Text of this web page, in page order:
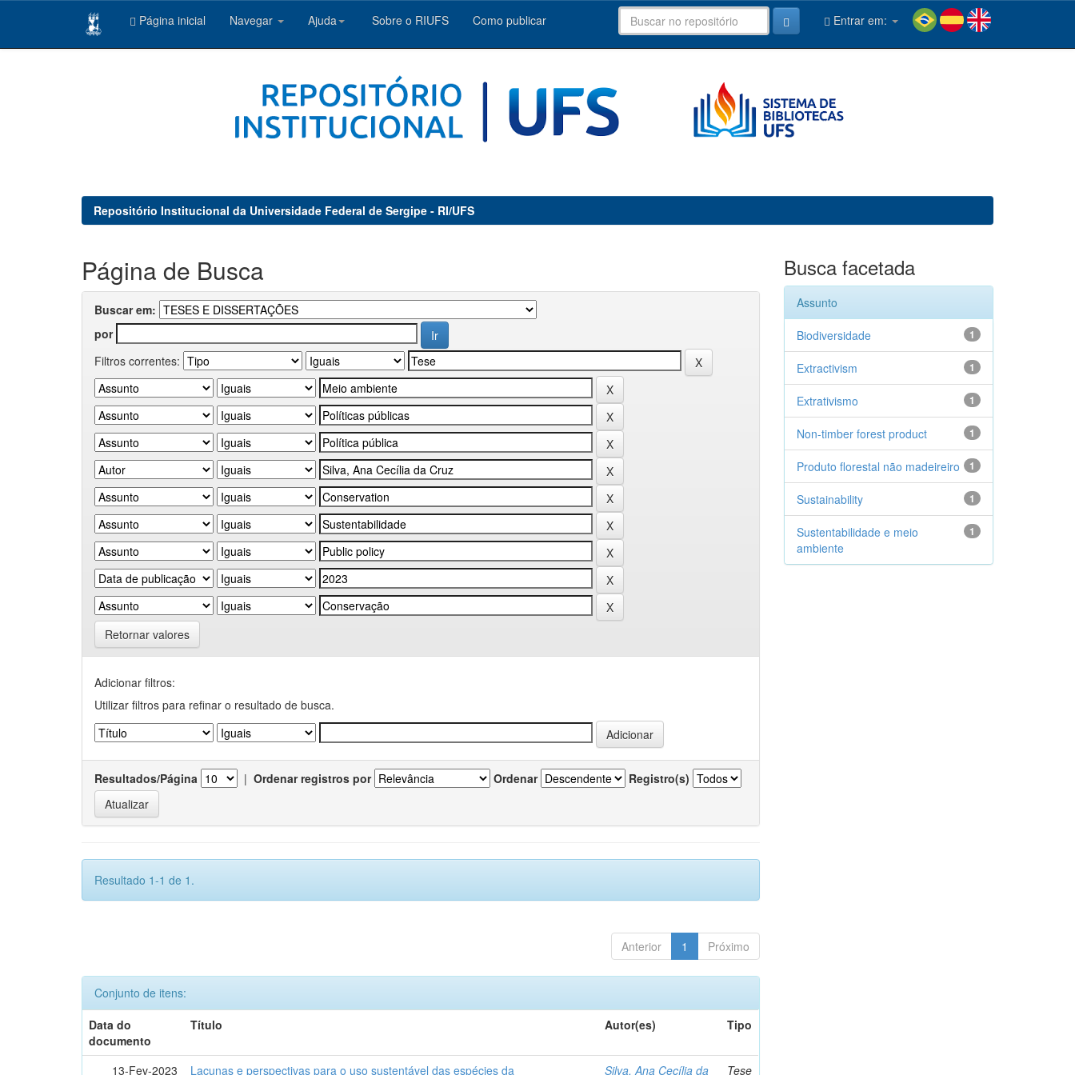
Página inicial Navegar Ajuda Sobre o RIUFS Como publicar Entrar em:
Repositório Institucional da Universidade Federal de Sergipe - RI/UFS
Página de Busca
Buscar em:
por
Filtros correntes:
Retornar valores
Adicionar filtros:
Utilizar filtros para refinar o resultado de busca.
Resultados/Página | Ordenar registros por Ordenar Registro(s)
Resultado 1-1 de 1.
Anterior 1 Próximo
Conjunto de itens:
Data do
documento
Título Autor(es) Tipo
13-Fev-2023 Lacunas e perspectivas para o uso sustentável das espécies da Silva, Ana Cecília da Tese
Busca facetada
Assunto
1
Biodiversidade
1
Extractivism
1
Extrativismo
1
Non-timber forest product
1
Produto florestal não madeireiro
1
Sustainability
1
Sustentabilidade e meio
ambiente